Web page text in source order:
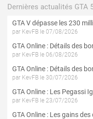
Dernières actualités GTA
GTA V dépasse les 230
par KevFB le 07/08/2026
par KevFB le 06/08/2026
par KevFB le 30/07/2026
par KevFB le 23/07/2026